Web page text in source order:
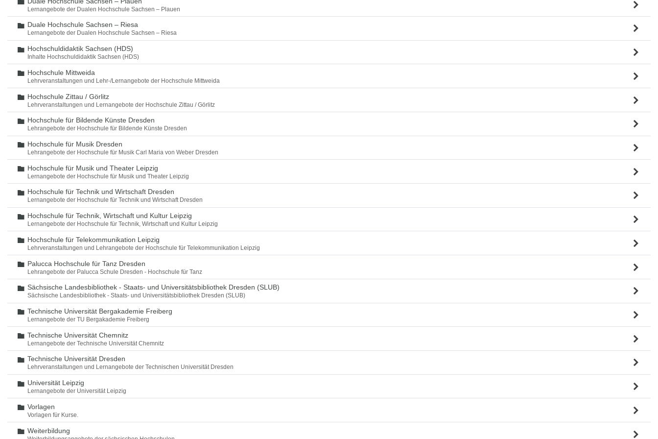
Lernangebote der Dualen Hochschule Sachsen – Plauen
Ordner
Duale Hochschule Sachsen – Riesa
Lernangebote der Dualen Hochschule Sachsen – Riesa
Ordner
Hochschuldidaktik Sachsen (HDS)
Inhalte Hochschuldidaktik Sachsen (HDS)
Ordner
Hochschule Mittweida
Lehrveranstaltungen und Lehr-/Lernangebote der Hochschule Mittweida
Ordner
Hochschule Zittau / Görlitz
Lehrveranstaltungen und Lernangebote der Hochschule Zittau / Görlitz
Ordner
Hochschule für Bildende Künste Dresden
Lehrangebote der Hochschule für Bildende Künste Dresden
Ordner
Hochschule für Musik Dresden
Lehrangebote der Hochschule für Musik Carl Maria von Weber Dresden
Ordner
Hochschule für Musik und Theater Leipzig
Lernangebote der Hochschule für Musik und Theater Leipzig
Ordner
Hochschule für Technik und Wirtschaft Dresden
Lernangebote der Hochschule für Technik und Wirtschaft Dresden
Ordner
Hochschule für Technik, Wirtschaft und Kultur Leipzig
Lernangebote der Hochschule für Technik, Wirtschaft und Kultur Leipzig
Ordner
Hochschule für Telekommunikation Leipzig
Lehrveranstaltungen und Lehrangebote der Hochschule für Telekommunikation Leipzig
Ordner
Palucca Hochschule für Tanz Dresden
Lehrangebote der Palucca Schule Dresden - Hochschule für Tanz
Ordner
Sächsische Landesbibliothek - Staats- und Universitätsbibliothek Dresden (SLUB)
Sächsische Landesbibliothek - Staats- und Universitätsbibliothek Dresden (SLUB)
Ordner
Technische Universität Bergakademie Freiberg
Lernangebote der TU Bergakademie Freiberg
Ordner
Technische Universität Chemnitz
Lernangebote der Technische Universität Chemnitz
Ordner
Technische Universität Dresden
Lehrveranstaltungen und Lernangebote der Technischen Universität Dresden
Ordner
Universität Leipzig
Lernangebote der Universität Leipzig
Ordner
Vorlagen
Vorlagen für Kurse.
Ordner
Weiterbildung